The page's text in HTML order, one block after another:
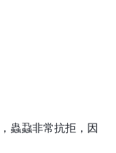
蟲蝨非常抗拒，因